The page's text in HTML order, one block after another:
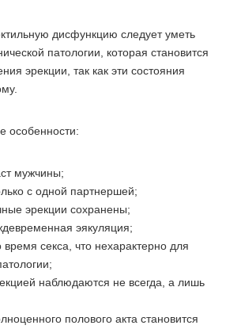
дисфункцию следует уметь
патологии, которая становится
эрекции, так как эти состояния
особенности:
мужчины;
с одной партнершей;
эрекции сохранены;
эякуляция;
время секса , что нехарактерно для
наблюдаются не всегда, а лишь
полового акта становится